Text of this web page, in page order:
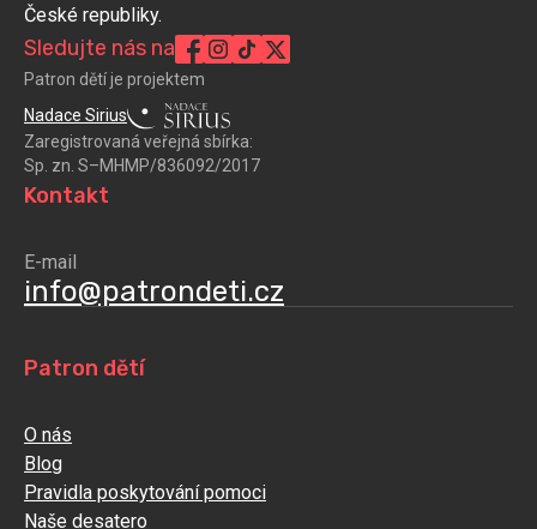
České republiky.
Sledujte nás na
Patron dětí je projektem
Nadace Sirius
Zaregistrovaná veřejná sbírka:
Sp. zn. S–MHMP/836092/2017
Patron dětí
O nás
Blog
Pravidla poskytování pomoci
Naše desatero
Kontakt
E-mail
info@patrondeti.cz